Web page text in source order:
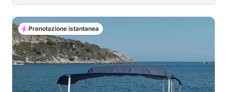
Prenotazione istantanea